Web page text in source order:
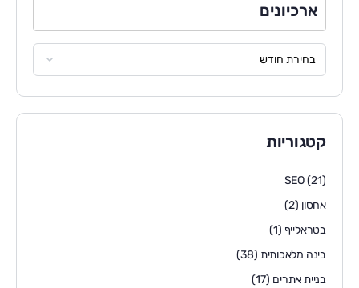
ארכיונים
קטגוריות
SEO(21)
אחסון (2)
בטראלייף (1)
בינה מלאכותית (38)
בניית אתרים (17)